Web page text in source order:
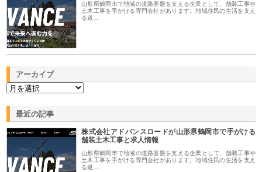
山形県鶴岡市で地域の道路基盤を支える企業として、舗装工事や
土木工事を手がける専門会社があります。地域住民の生活を支え
る道…
アーカイブ
最近の記事
株式会社アドバンスロードが山形県鶴岡市で手がける
舗装土木工事と求人情報
山形県鶴岡市で地域の道路基盤を支える企業として、舗装工事や
土木工事を手がける専門会社があります。地域住民の生活を支え
る道…